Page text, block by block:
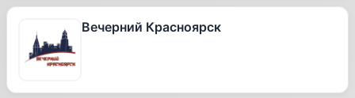
Вечерний Красноярск